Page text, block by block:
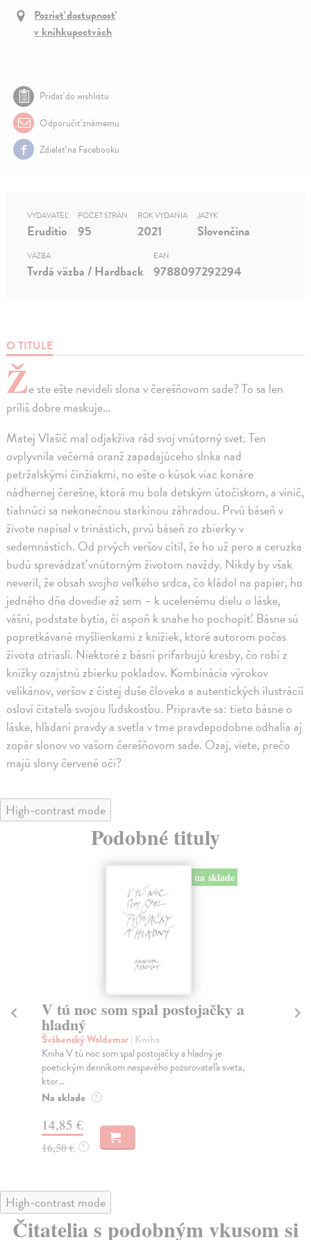
Pozrieť dostupnosť
v kníhkupectvách
Pridať do wishlistu
Odporučiť známemu
Zdielať na Facebooku
O TITULE
Že ste ešte nevideli slona v čerešňovom sade? To sa len
príliš dobre maskuje…
Matej Vlašič mal odjakživa rád svoj vnútorný svet. Ten
ovplyvnila večerná oranž zapadajúceho slnka nad
petržalskými činžiakmi, no ešte o kúsok viac konáre
nádhernej čerešne, ktorá mu bola detským útočiskom, a vinič,
tiahnúci sa nekonečnou starkinou záhradou. Prvú báseň v
živote napísal v trinástich, prvú báseň zo zbierky v
sedemnástich. Od prvých veršov cítil, že ho už pero a ceruzka
budú sprevádzať vnútorným životom navždy. Nikdy by však
neveril, že obsah svojho veľkého srdca, čo kládol na papier, ho
jedného dňa dovedie až sem – k ucelenému dielu o láske,
vášni, podstate bytia, či aspoň k snahe ho pochopiť. Básne sú
popretkávané myšlienkami z knižiek, ktoré autorom počas
života otriasli. Niektoré z básní prifarbujú kresby, čo robí z
knižky ozajstnú zbierku pokladov. Kombinácia výrokov
velikánov, veršov z čistej duše človeka a autentických ilustrácií
osloví čitateľa svojou ľudskosťou. Pripravte sa: tieto básne o
láske, hľadaní pravdy a svetla v tme pravdepodobne odhalia aj
zopár slonov vo vašom čerešňovom sade. Ozaj, viete, prečo
majú slony červené oči?
VYDAVATEĽ
Eruditio
POČET STRÁN
95
ROK VYDANIA
2021
JAZYK
Slovenčina
VÄZBA
Tvrdá väzba / Hardback
EAN
9788097292294
High-contrast mode
Podobné tituly
Hermovská chôdza
Štrpka Ivan
Básnické médium v Hermovskej chôdzi Štrpku
reflektuje aj pohlcuje nejednoznačnú, komplikovanú
podobu...
Na sklade
16,00 € ?
High-contrast mode
Čitatelia s podobným vkusom si